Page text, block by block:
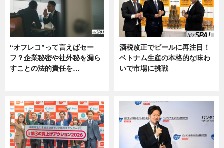
“オフレコ”って言えばセー
フ？企業秘密や社外秘を漏ら
すことの法的責任を…
酒税改正でビールに再注目！
ベトナム生産の本格的な味わ
いで市場に挑戦